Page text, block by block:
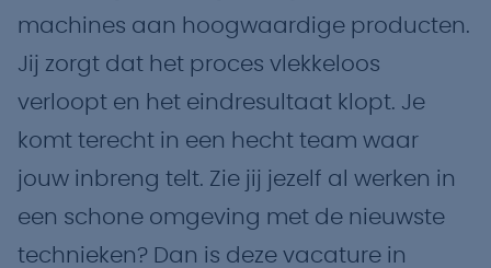
machines aan hoogwaardige producten.
Jij zorgt dat het proces vlekkeloos
verloopt en het eindresultaat klopt. Je
komt terecht in een hecht team waar
jouw inbreng telt. Zie jij jezelf al werken in
een schone omgeving met de nieuwste
technieken? Dan is deze vacature in